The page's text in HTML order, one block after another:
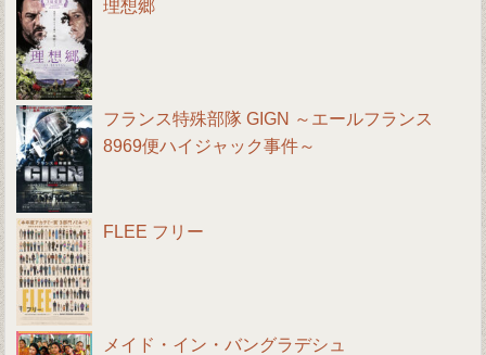
理想郷
フランス特殊部隊 GIGN ～エールフランス
8969便ハイジャック事件～
FLEE フリー
メイド・イン・バングラデシュ